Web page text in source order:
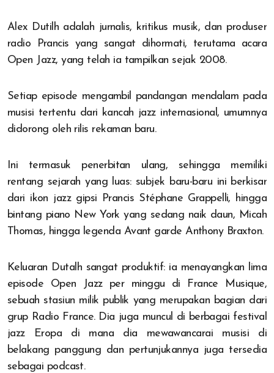
Alex Dutilh adalah jurnalis, kritikus musik, dan produser
radio Prancis yang sangat dihormati, terutama acara
Open Jazz, yang telah ia tampilkan sejak 2008.
Setiap episode mengambil pandangan mendalam pada
musisi tertentu dari kancah jazz internasional, umumnya
didorong oleh rilis rekaman baru.
Ini termasuk penerbitan ulang, sehingga memiliki
rentang sejarah yang luas: subjek baru-baru ini berkisar
dari ikon jazz gipsi Prancis Stéphane Grappelli, hingga
bintang piano New York yang sedang naik daun, Micah
Thomas, hingga legenda Avant garde Anthony Braxton.
Keluaran Dutalh sangat produktif: ia menayangkan lima
episode Open Jazz per minggu di France Musique,
sebuah stasiun milik publik yang merupakan bagian dari
grup Radio France. Dia juga muncul di berbagai festival
jazz Eropa di mana dia mewawancarai musisi di
belakang panggung dan pertunjukannya juga tersedia
sebagai podcast.